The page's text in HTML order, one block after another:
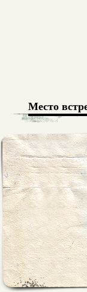
Место